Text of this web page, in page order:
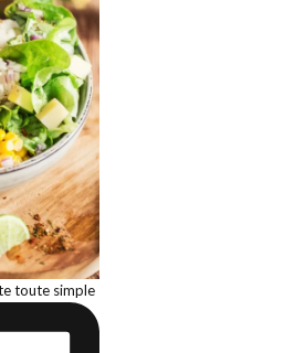
toute simple